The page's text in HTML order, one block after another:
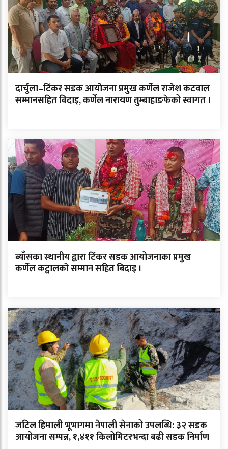
दार्चुला–टिंकर सडक आयोजना प्रमुख कर्णेल राजेश कटवाल
सम्मानसहित बिदाइ, कर्णेल नारायण तुम्बाहाङफेको स्वागत ।
ब्याँसका स्थानीय द्वारा टिंकर सडक आयोजनाका प्रमुख
कर्णेल कट्वालको सम्मान सहित बिदाइ ।
जटिल हिमाली भूभागमा नेपाली सेनाको उपलब्धि: ३२ सडक
आयोजना सम्पन्न, १,४११ किलोमिटरभन्दा बढी सडक निर्माण